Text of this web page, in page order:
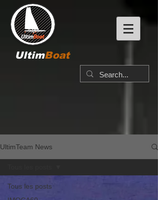
UltimBoat
UltimTeam News
Tous les posts